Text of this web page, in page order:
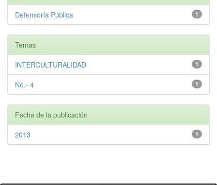
1
Defensoría Pública
Temas
1
INTERCULTURALIDAD
1
No.- 4
Fecha de la publicación
1
2013